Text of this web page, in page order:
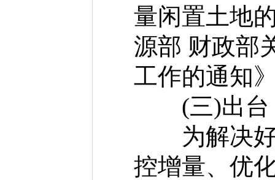
量闲置土地
源部 财政部
工作的通知
(三)出台
为解决好
控增量、优